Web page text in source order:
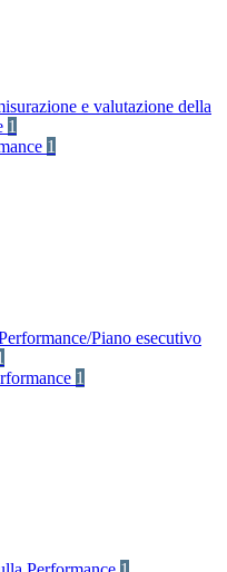
e valutazione della
1
1
Piano esecutivo
1